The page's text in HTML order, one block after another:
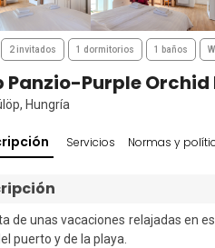
2 invitados 1 dormitorios 1 baños
Panzio-Purple Orchid
Hungría
Servicios Normas y
de unas vacaciones relajadas en
puerto y de la playa.